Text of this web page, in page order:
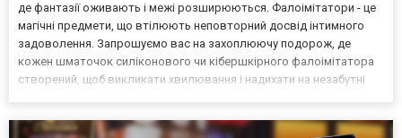
де фантазії оживають і межі розширюються. Фалоімітатори - це
магічні предмети, що втілюють неповторний досвід інтимного
задоволення. Запрошуємо вас на захоплюючу подорож, де
кожен шматочок силіконового чи кібершкірного фалоімітатора
створений, щоб викликати хвилювання і надихати на незабутні